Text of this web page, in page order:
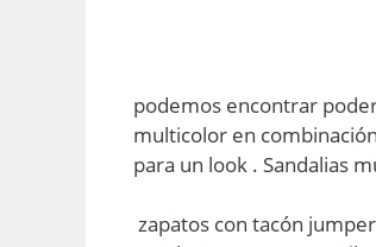
podemos encontrar
multicolor en
para un look . Sandalias
zapatos con tacón